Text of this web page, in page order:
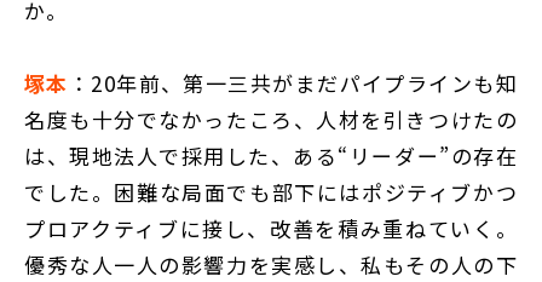
か。
塚本 ：20年前、第一三共がまだパイプラインも知
名度も十分でなかったころ、人材を引きつけたの
は、現地法人で採用した、ある“リーダー”の存在
でした。困難な局面でも部下にはポジティブかつ
プロアクティブに接し、改善を積み重ねていく。
優秀な人一人の影響力を実感し、私もその人の下